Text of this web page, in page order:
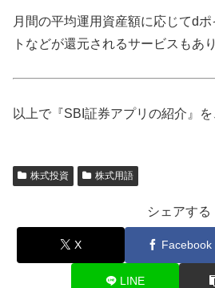
月間の平均運用資産額に応じてd
トなどが還元されるサービスもあ
以上で『SBI証券アプリの紹介』を
株式投資 株式用語
シェアする
X Facebook
LINE